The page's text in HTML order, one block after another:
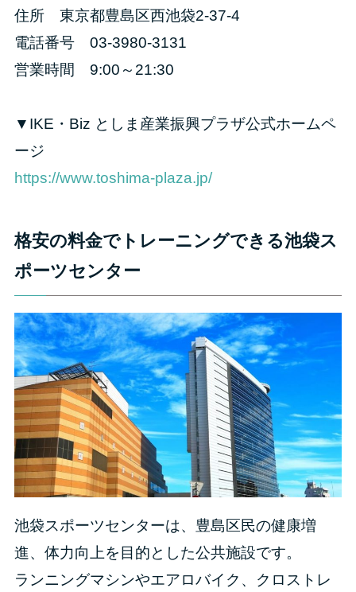
住所 東京都豊島区西池袋2-37-4
電話番号 03-3980-3131
営業時間 9:00～21:30
▼IKE・Biz としま産業振興プラザ公式ホームペ
ージ
https://www.toshima-plaza.jp/
格安の料金でトレーニングできる池袋ス
ポーツセンター
池袋スポーツセンターは、豊島区民の健康増
進、体力向上を目的とした公共施設です。
ランニングマシンやエアロバイク、クロストレ